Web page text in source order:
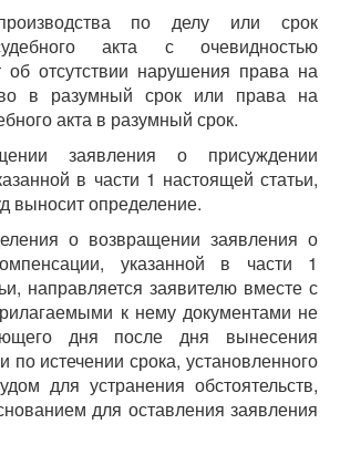
по делу или срок
акта с очевидностью
об отсутствии нарушения права на
в разумный срок или права на
акта в разумный срок.
заявления о присуждении
в части 1 настоящей статьи,
выносит определение.
о возвращении заявления о
указанной в части 1
направляется заявителю вместе с
к нему документами не
дня после дня вынесения
по истечении срока, установленного
для устранения обстоятельств,
для оставления заявления